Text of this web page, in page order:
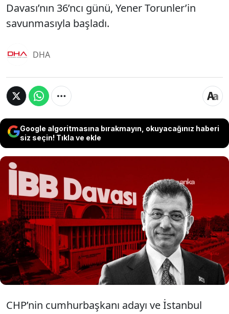
Davası’nın 36’ncı günü, Yener Torunler’in
savunmasıyla başladı.
DHA
Google algoritmasına bırakmayın, okuyacağınız haberi
siz seçin! Tıkla ve ekle
CHP’nin cumhurbaşkanı adayı ve İBB Başkanı
Ekrem İmamoğlu’nun da arasında olduğu, 77
kişinin tutuklu yargılandığı 414 sanıklı İBB
Davası’nın 36’ncı günü, Yener Torunler’in
savunmasıyla başladı.
CHP’nin cumhurbaşkanı adayı ve İstanbul